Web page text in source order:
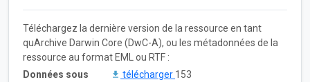
Téléchargez la dernière version de la ressource en tant
quArchive Darwin Core (DwC-A), ou les métadonnées de la
ressource au format EML ou RTF :
Données sous
télécharger 153